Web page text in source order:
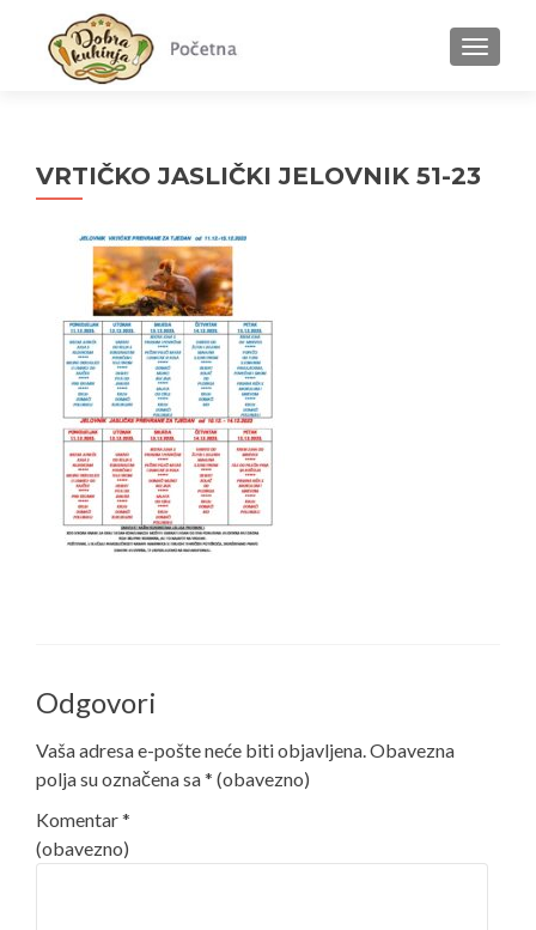
MENU
VRTIČKO JASLIČKI JELOVNIK 51-23
Odgovori
Vaša adresa e-pošte neće biti objavljena.Obavezna
polja su označena sa* (obavezno)
Komentar*
(obavezno)